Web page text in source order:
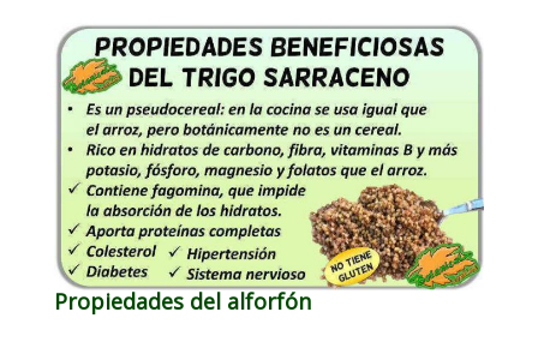
Propiedades del alforfón